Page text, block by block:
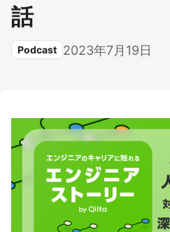
話
Podcast 2023年7月19日